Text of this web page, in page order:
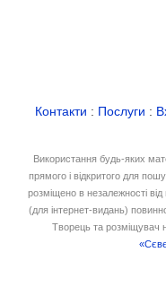
Контакти : Послуги :
Використання будь-яких
прямого і відкритого для
розміщено в незалежності
(для інтернет-видань)
Творець та розміщувач